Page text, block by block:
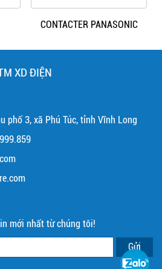
CONTACTER PANASONIC
XD ĐIỆN
phố 3, xã Phú Túc, tỉnh Vĩnh Long
mới nhất từ chúng tôi!